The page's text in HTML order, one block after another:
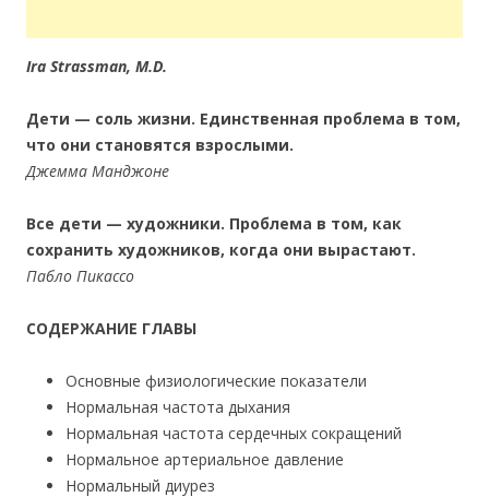
Ira Strassman, M.D.
Дети — соль жизни. Единственная проблема в том,
что они становятся взрослыми.
Джемма Манджоне
Все дети — художники. Проблема в том, как
сохранить художников, когда они вырастают.
Пабло Пикассо
СОДЕРЖАНИЕ ГЛАВЫ
Основные физиологические показатели
Нормальная частота дыхания
Нормальная частота сердечных сокращений
Нормальное артериальное давление
Нормальный диурез